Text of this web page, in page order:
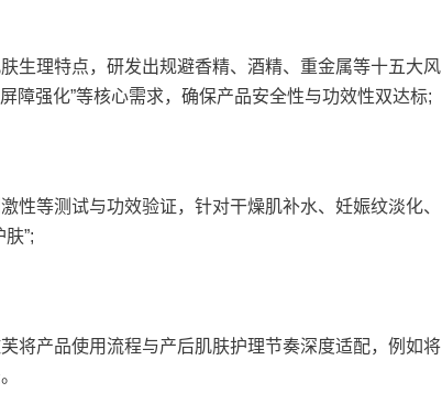
理特点，研发出规避香精、酒精、重金属等十五大风
障强化”等核心需求，确保产品安全性与功效性双达标;
测试与功效验证，针对干燥肌补水、妊娠纹淡化、
”;
产品使用流程与产后肌肤护理节奏深度适配，例如将